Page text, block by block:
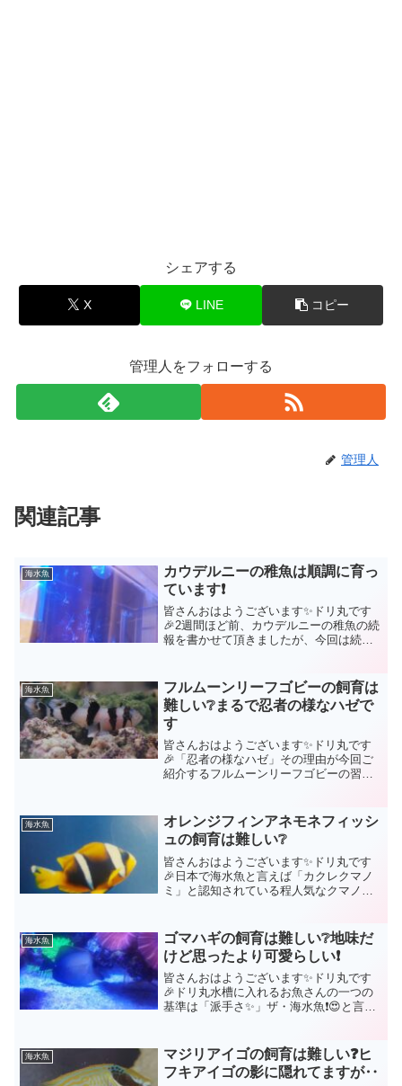
シェアする
X LINE コピー
管理人をフォローする
管理人
関連記事
海水魚
カウデルニーの稚魚は順調に育っ
ています❗
皆さんおはようございます✨ドリ丸です
🎉2週間ほど前、カウデルニーの稚魚の続
報を書かせて頂きましたが、今回は続々
ニーの稚魚はその後どうなった？カウデ
ルニーの稚魚達の変化①...
海水魚
フルムーンリーフゴビーの飼育は
難しい❔まるで忍者の様なハゼで
す
皆さんおはようございます✨ドリ丸です
🎉「忍者の様なハゼ」その理由が今回ご
紹介するフルムーンリーフゴビーの習性
きます。しかも張り付き方も独特で、逆
さまになって張り付いてい...
海水魚
オレンジフィンアネモネフィッシ
ュの飼育は難しい❔
皆さんおはようございます✨ドリ丸です
🎉日本で海水魚と言えば「カクレクマノ
ミ」と認知されている程人気なクマノミ
飼育を少しでも囓った事がある方なら
「クマノミ飼育は簡単」と言...
海水魚
ゴマハギの飼育は難しい❔地味だ
けど思ったより可愛らしい❗
皆さんおはようございます✨ドリ丸です
🎉ドリ丸水槽に入れるお魚さんの一つの
基準は「派手さ✨」ザ・海水魚❗😍と言わ
曜日、いつものショップに餌を買うため
だけに立ち寄ったつもり...
海水魚
マジリアイゴの飼育は難しい❓ヒ
フキアイゴの影に隠れてますが‥